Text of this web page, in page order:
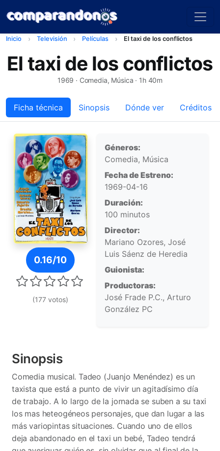
Inicio Televisión Películas El taxi de los conflictos
El taxi de los conflictos
1969 · Comedia, Música · 1h 40m
Ficha técnica Sinopsis Dónde ver Créditos
Ficha técnica
Póster de El taxi de los conflictos
0.16/10
(177 votos)
Géneros:
Comedia, Música
Fecha de Estreno:
1969-04-16
Duración:
100 minutos
Director:
Mariano Ozores, José
Luis Sáenz de Heredia
Guionista:
Productoras:
José Frade P.C., Arturo
González PC
Sinopsis
Comedia musical. Tadeo (Juanjo Menéndez) es un
taxista que está a punto de vivir un agitadísimo día
de trabajo. A lo largo de la jornada se suben a su taxi
los mas heteogéneos personajes, que dan lugar a las
más variopintas situaciones. Cuando uno de ellos
deja abandonado en el taxi un bebé, Tadeo tendrá